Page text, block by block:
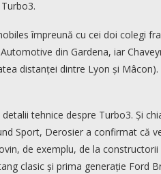
împreună cu cei doi colegi
din Gardena, iar
distanței dintre Lyon și
tehnice despre Turbo3. Și
Sport, Derosier a confirmat că
de exemplu, de la constructorii
clasic și prima generație Ford